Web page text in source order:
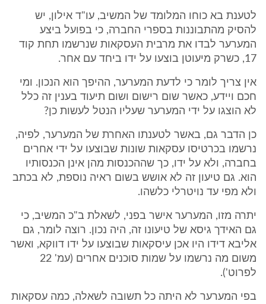
לטענת בא כוחו המלומד של המשיב, עו"ד אילון, יש
להסיק מהתבוננות בספרי החברה, כי בפועל ביצע
המערער לבדו את מרבית העסקאות שנרשמו תחת קוד
17, כשרק מיעוטן בוצעו על ידו ביחד עם אחר.
אין צריך לומר כי לדעת המערער, ההיפך הוא הנכון. ומי
חכם ויידע, כאשר שום רישום ושום תיעוד בענין זה כלל
לא הוצגו על ידי המערער שעליו הנטל לעשות כן?
כן הדבר גם, באשר לטענתו האחרת של המערער, לפיה,
נרשמו בכרטיסו עסקאות שונות שבוצעו על ידי אחרים
בחברה, ולא על ידו, כך שההכנסות מהן אינן הכנסותיו
הוא. גם טיעון זה לא אושש בשום ראיה נוספת, לא בכתב
ולא מפי עד נויטרלי כלשהו.
יתרה מזו, המערער אישר בפני, לשאלת ב"כ המשיב, כי
גם האידך גיסא של טיעונו זה, היה נכון. רוצה לומר, גם
אליבא דידו היו אכן עיסקאות שבוצעו על ידו דווקא, ואשר
משום מה נרשמו על שמות סוכנים אחרים (עמ' 22
לפרוט').
בפי המערער לא היתה כל תשובה לשאלה, כמה עסקאות